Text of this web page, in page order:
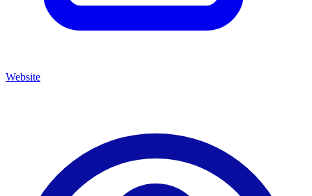
Website